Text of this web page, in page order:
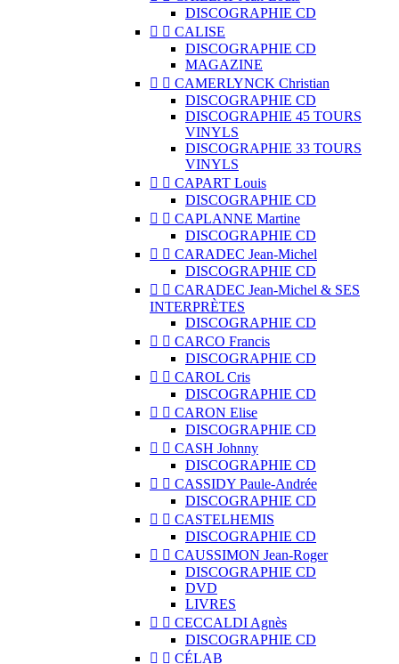
DISCOGRAPHIE CD
  CALISE
DISCOGRAPHIE CD
MAGAZINE
  CAMERLYNCK Christian
DISCOGRAPHIE CD
DISCOGRAPHIE 45 TOURS
VINYLS
DISCOGRAPHIE 33 TOURS
VINYLS
  CAPART Louis
DISCOGRAPHIE CD
  CAPLANNE Martine
DISCOGRAPHIE CD
  CARADEC Jean-Michel
DISCOGRAPHIE CD
  CARADEC Jean-Michel & SES
INTERPRÈTES
DISCOGRAPHIE CD
  CARCO Francis
DISCOGRAPHIE CD
  CAROL Cris
DISCOGRAPHIE CD
  CARON Elise
DISCOGRAPHIE CD
  CASH Johnny
DISCOGRAPHIE CD
  CASSIDY Paule-Andrée
DISCOGRAPHIE CD
  CASTELHEMIS
DISCOGRAPHIE CD
  CAUSSIMON Jean-Roger
DISCOGRAPHIE CD
DVD
LIVRES
  CECCALDI Agnès
DISCOGRAPHIE CD
  CÉLAB